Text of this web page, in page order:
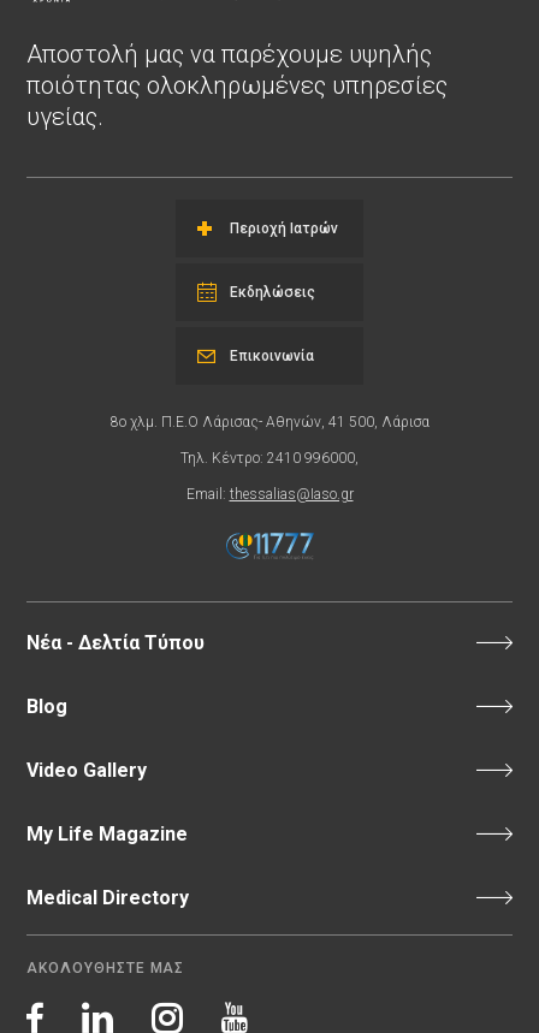
Αποστολή μας να παρέχουμε υψηλής
ποιότητας ολοκληρωμένες υπηρεσίες
υγείας.
Περιοχή Ιατρών
Εκδηλώσεις
8ο χλμ. Π.Ε.Ο Λάρισας- Αθηνών, 41 500, Λάρισα
Τηλ. Κέντρο: 2410 996000,
Email: thessalias@Iaso.gr
Επικοινωνία
Νέα - Δελτία Τύπου
Blog
Video Gallery
My Life Magazine
Medical Directory
ΑΚΟΛΟΥΘΗΣΤΕ ΜΑΣ